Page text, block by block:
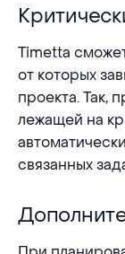
Критический
Timetta
от которых
проекта. Так,
лежащей на
связанных